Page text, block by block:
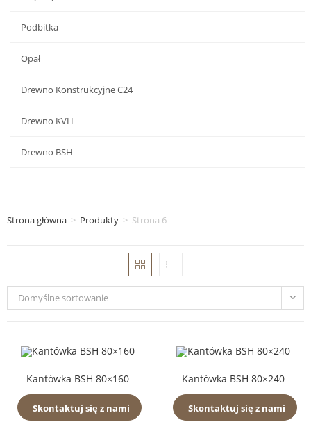
Podbitka
Opał
Drewno Konstrukcyjne C24
Drewno KVH
Drewno BSH
Strona główna > Produkty > Strona 6
Domyślne sortowanie
Kantówka BSH 80×160
Skontaktuj się z nami
Kantówka BSH 80×240
Skontaktuj się z nami